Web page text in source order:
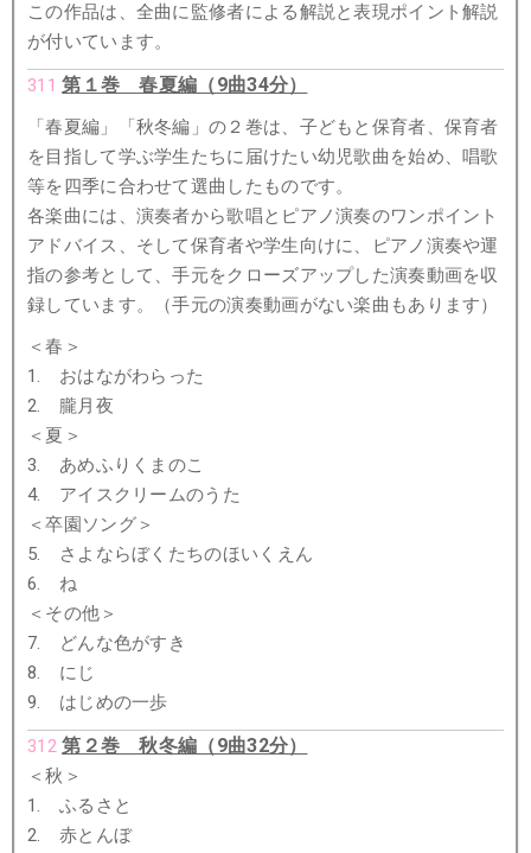
この作品は、全曲に監修者による解説と表現ポイント解説
が付いています。
311第１巻 春夏編（9曲34分）
「春夏編」「秋冬編」の２巻は、子どもと保育者、保育者
を目指して学ぶ学生たちに届けたい幼児歌曲を始め、唱歌
等を四季に合わせて選曲したものです。
各楽曲には、演奏者から歌唱とピアノ演奏のワンポイント
アドバイス、そして保育者や学生向けに、ピアノ演奏や運
指の参考として、手元をクローズアップした演奏動画を収
録しています。（手元の演奏動画がない楽曲もあります）
＜春＞
1. おはながわらった
2. 朧月夜
＜夏＞
3. あめふりくまのこ
4. アイスクリームのうた
＜卒園ソング＞
5. さよならぼくたちのほいくえん
6. ね
＜その他＞
7. どんな色がすき
8. にじ
9. はじめの一歩
312 第２巻 秋冬編（9曲32分）
＜秋＞
1. ふるさと
2. 赤とんぼ